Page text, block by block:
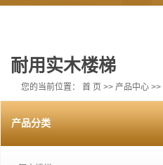
耐用实木楼梯
您的当前位置： 首 页 >> 产品中心 >>
产品分类